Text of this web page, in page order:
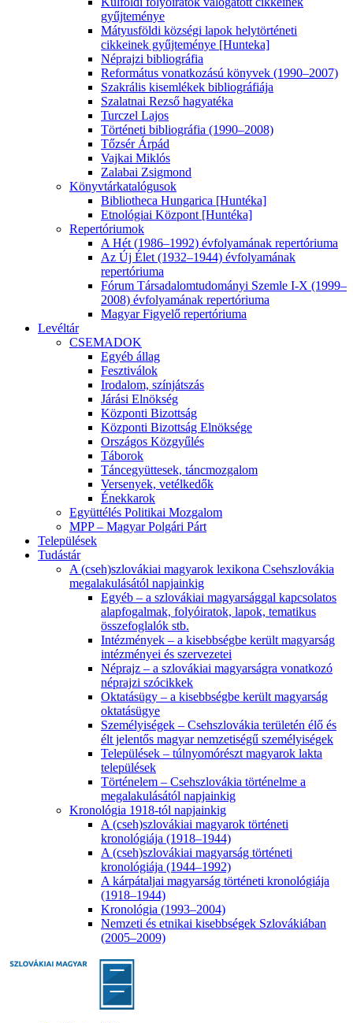
gyűjteménye
Mátyusföldi községi lapok helytörténeti
cikkeinek gyűjteménye [Hunteka]
Néprajzi bibliográfia
Református vonatkozású könyvek (1990–2007)
Szakrális kisemlékek bibliográfiája
Szalatnai Rezső hagyatéka
Turczel Lajos
Történeti bibliográfia (1990–2008)
Tőzsér Árpád
Vajkai Miklós
Zalabai Zsigmond
Könyvtárkatalógusok
Bibliotheca Hungarica [Huntéka]
Etnológiai Központ [Huntéka]
Repertóriumok
A Hét (1986–1992) évfolyamának repertóriuma
Az Új Élet (1932–1944) évfolyamának
repertóriuma
Fórum Társadalomtudományi Szemle I-X (1999–
2008) évfolyamának repertóriuma
Magyar Figyelő repertóriuma
Levéltár
CSEMADOK
Egyéb állag
Fesztiválok
Irodalom, színjátszás
Járási Elnökség
Központi Bizottság
Központi Bizottság Elnöksége
Országos Közgyűlés
Táborok
Táncegyüttesek, táncmozgalom
Versenyek, vetélkedők
Énekkarok
Együttélés Politikai Mozgalom
MPP – Magyar Polgári Párt
Települések
Tudástár
A (cseh)szlovákiai magyarok lexikona Csehszlovákia
megalakulásától napjainkig
Egyéb – a szlovákiai magyarsággal kapcsolatos
alapfogalmak, folyóiratok, lapok, tematikus
összefoglalók stb.
Intézmények – a kisebbségbe került magyarság
intézményei és szervezetei
Néprajz – a szlovákiai magyarságra vonatkozó
néprajzi szócikkek
Oktatásügy – a kisebbségbe került magyarság
oktatásügye
Személyiségek – Csehszlovákia területén élő és
élt jelentős magyar nemzetiségű személyiségek
Települések – túlnyomórészt magyarok lakta
települések
Történelem – Csehszlovákia történelme a
megalakulásától napjainkig
Kronológia 1918-tól napjainkig
A (cseh)szlovákiai magyarok történeti
kronológiája (1918–1944)
A (cseh)szlovákiai magyarság történeti
kronológiája (1944–1992)
A kárpátaljai magyarság történeti kronológiája
(1918–1944)
Kronológia (1993–2004)
Nemzeti és etnikai kisebbségek Szlovákiában
(2005–2009)